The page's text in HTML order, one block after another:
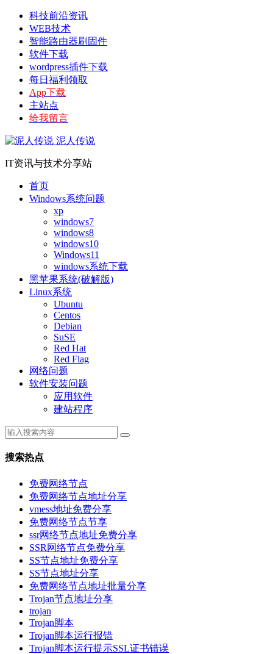
科技前沿资讯
WEB技术
智能路由器刷固件
软件下载
wordpress插件下载
每日福利领取
App下载
主站点
给我留言
泥人传说
IT资讯与技术分享站
首页
Windows系统问题
xp
windows7
windows8
windows10
Windows11
windows系统下载
黑苹果系统(破解版)
Linux系统
Ubuntu
Centos
Debian
SuSE
Red Hat
Red Flag
网络问题
软件安装问题
应用软件
建站程序
搜索热点
免费网络节点
免费网络节点地址分享
vmess地址免费分享
免费网络节点节享
ssr网络节点地址免费分享
SSR网络节点免费分享
SS节点地址免费分享
SS节点地址分享
免费网络节点地址批量分享
Trojan节点地址分享
trojan
Trojan脚本
Trojan脚本运行报错
Trojan脚本运行提示SSL证书错误